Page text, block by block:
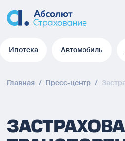
Ипотека Автомобиль
Главная / Пресс-центр /